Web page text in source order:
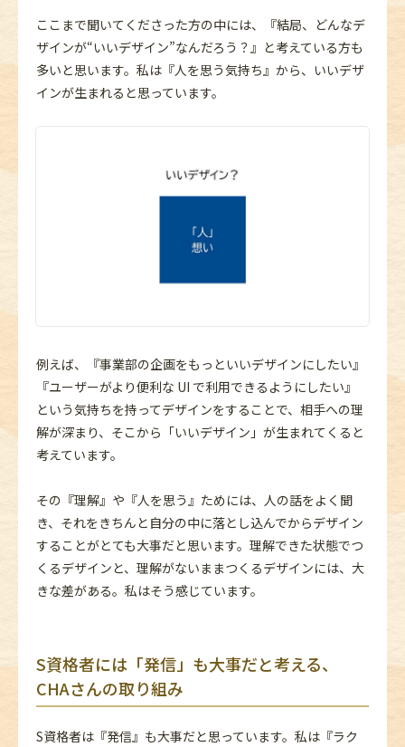
ここまで聞いてくださった方の中には、『結局、どんなデ
ザインが“いいデザイン”なんだろう？』と考えている方も
多いと思います。私は『人を思う気持ち』から、いいデザ
インが生まれると思っています。
例えば、『事業部の企画をもっといいデザインにしたい』
『ユーザーがより便利な UI で利用できるようにしたい』
という気持ちを持ってデザインをすることで、相手への理
解が深まり、そこから「いいデザイン」が生まれてくると
考えています。
その『理解』や『人を思う』ためには、人の話をよく聞
き、それをきちんと自分の中に落とし込んでからデザイン
することがとても大事だと思います。理解できた状態でつ
くるデザインと、理解がないままつくるデザインには、大
きな差がある。私はそう感じています。
S資格者には「発信」も大事だと考える、
CHAさんの取り組み
S資格者は『発信』も大事だと思っています。私は『ラク